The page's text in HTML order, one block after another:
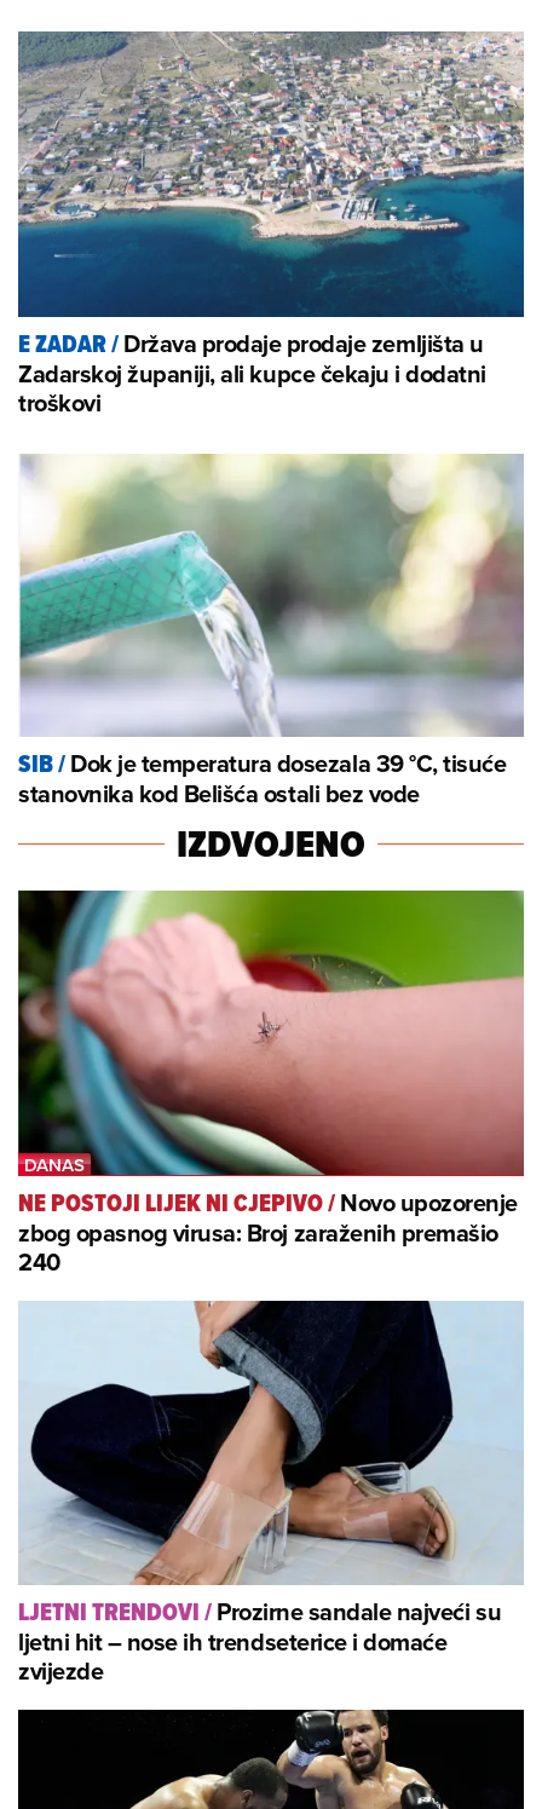
E ZADAR/Država prodaje prodaje zemljišta u
Zadarskoj županiji, ali kupce čekaju i dodatni
troškovi
SIB/Dok je temperatura dosezala 39 °C, tisuće
stanovnika kod Belišća ostali bez vode
IZDVOJENO
NE POSTOJI LIJEK NI CJEPIVO/Novo upozorenje
zbog opasnog virusa: Broj zaraženih premašio
240
LJETNI TRENDOVI/Prozirne sandale najveći su
ljetni hit – nose ih trendseterice i domaće
zvijezde